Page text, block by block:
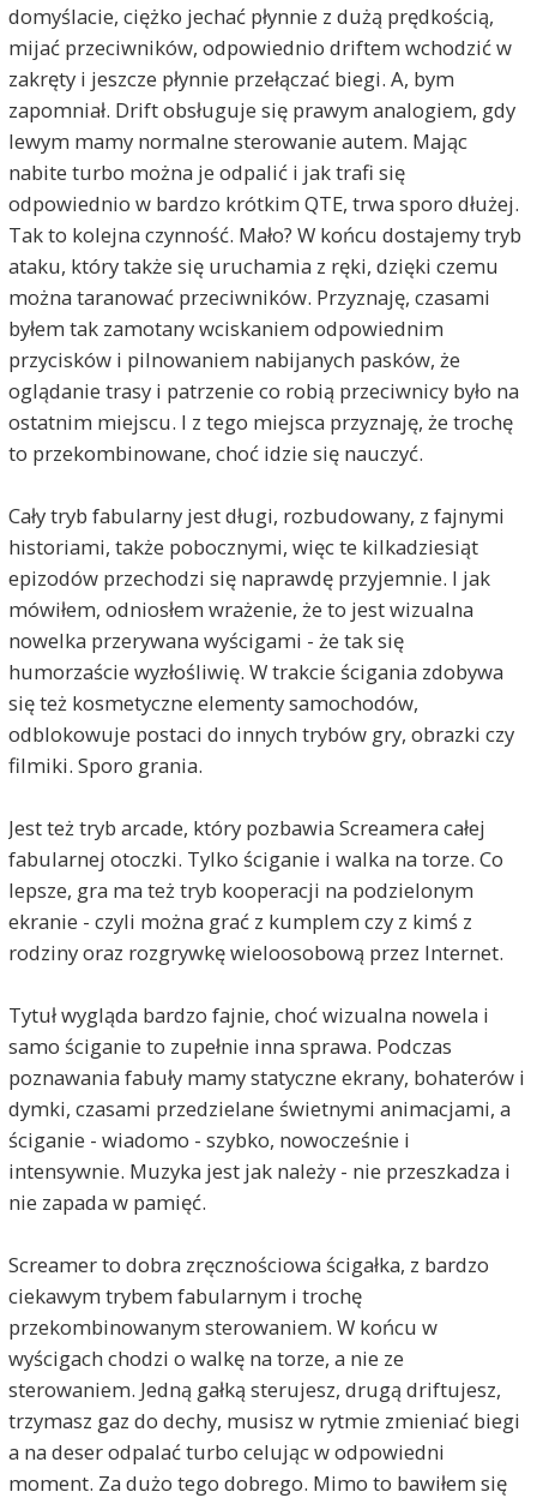
domyślacie, ciężko jechać płynnie z dużą prędkością,
mijać przeciwników, odpowiednio driftem wchodzić w
zakręty i jeszcze płynnie przełączać biegi. A, bym
zapomniał. Drift obsługuje się prawym analogiem, gdy
lewym mamy normalne sterowanie autem. Mając
nabite turbo można je odpalić i jak trafi się
odpowiednio w bardzo krótkim QTE, trwa sporo dłużej.
Tak to kolejna czynność. Mało? W końcu dostajemy tryb
ataku, który także się uruchamia z ręki, dzięki czemu
można taranować przeciwników. Przyznaję, czasami
byłem tak zamotany wciskaniem odpowiednim
przycisków i pilnowaniem nabijanych pasków, że
oglądanie trasy i patrzenie co robią przeciwnicy było na
ostatnim miejscu. I z tego miejsca przyznaję, że trochę
to przekombinowane, choć idzie się nauczyć.
Cały tryb fabularny jest długi, rozbudowany, z fajnymi
historiami, także pobocznymi, więc te kilkadziesiąt
epizodów przechodzi się naprawdę przyjemnie. I jak
mówiłem, odniosłem wrażenie, że to jest wizualna
nowelka przerywana wyścigami - że tak się
humorzaście wyzłośliwię. W trakcie ścigania zdobywa
się też kosmetyczne elementy samochodów,
odblokowuje postaci do innych trybów gry, obrazki czy
filmiki. Sporo grania.
Jest też tryb arcade, który pozbawia Screamera całej
fabularnej otoczki. Tylko ściganie i walka na torze. Co
lepsze, gra ma też tryb kooperacji na podzielonym
ekranie - czyli można grać z kumplem czy z kimś z
rodziny oraz rozgrywkę wieloosobową przez Internet.
Tytuł wygląda bardzo fajnie, choć wizualna nowela i
samo ściganie to zupełnie inna sprawa. Podczas
poznawania fabuły mamy statyczne ekrany, bohaterów i
dymki, czasami przedzielane świetnymi animacjami, a
ściganie - wiadomo - szybko, nowocześnie i
intensywnie. Muzyka jest jak należy - nie przeszkadza i
nie zapada w pamięć.
Screamer to dobra zręcznościowa ścigałka, z bardzo
ciekawym trybem fabularnym i trochę
przekombinowanym sterowaniem. W końcu w
wyścigach chodzi o walkę na torze, a nie ze
sterowaniem. Jedną gałką sterujesz, drugą driftujesz,
trzymasz gaz do dechy, musisz w rytmie zmieniać biegi
a na deser odpalać turbo celując w odpowiedni
moment. Za dużo tego dobrego. Mimo to bawiłem się